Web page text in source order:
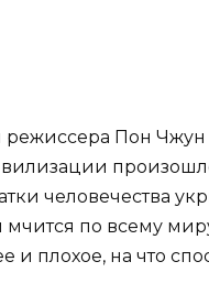
Пон Чжун
человечества
по всему
и плохое, на что